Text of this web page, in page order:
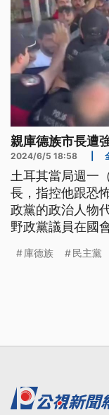
親庫德族市長遭
2024/6/5 18:58
土耳其當局週一
長，指控他跟恐
政黨的政治人物
野政黨議員在國
衝突。
庫德族 民主黨